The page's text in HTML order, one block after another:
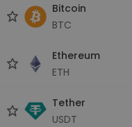
Bitcoin
BTC
Ethereum
ETH
Tether
USDT